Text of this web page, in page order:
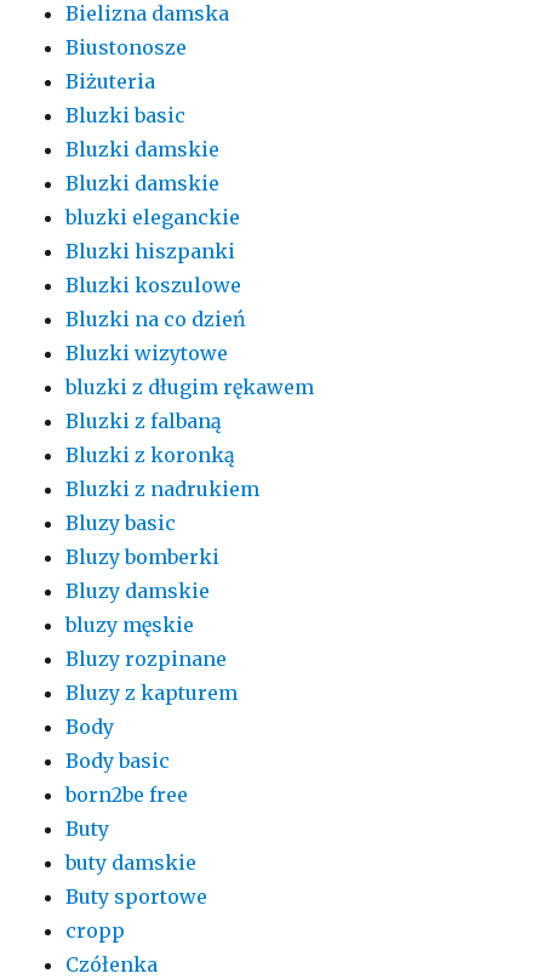
Bielizna damska
Biustonosze
Biżuteria
Bluzki basic
Bluzki damskie
Bluzki damskie
bluzki eleganckie
Bluzki hiszpanki
Bluzki koszulowe
Bluzki na co dzień
Bluzki wizytowe
bluzki z długim rękawem
Bluzki z falbaną
Bluzki z koronką
Bluzki z nadrukiem
Bluzy basic
Bluzy bomberki
Bluzy damskie
bluzy męskie
Bluzy rozpinane
Bluzy z kapturem
Body
Body basic
born2be free
Buty
buty damskie
Buty sportowe
cropp
Czółenka